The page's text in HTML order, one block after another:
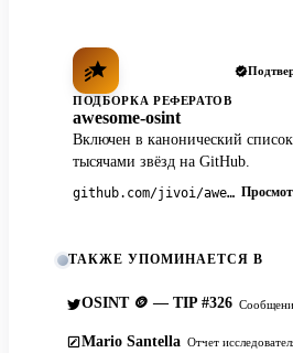
ПОДБОРКА РЕФЕРАТОВ
awesome-osint
Включен в канонический
тысячами звёзд на GitHub.
github.com/jivoi/awesome-osint
ТАКЖЕ УПОМИНАЕТСЯ В
OSINT 🪙 — TIP #326
Mario Santella Отчет